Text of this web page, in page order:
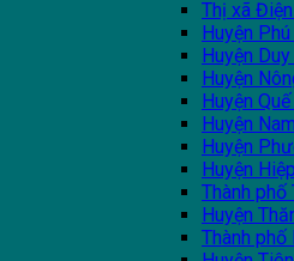
Thị xã
Huyện
Huyện
Huyện
Huyện
Huyện
Huyện
Huyện
Thành phố
Huyện
Thành phố